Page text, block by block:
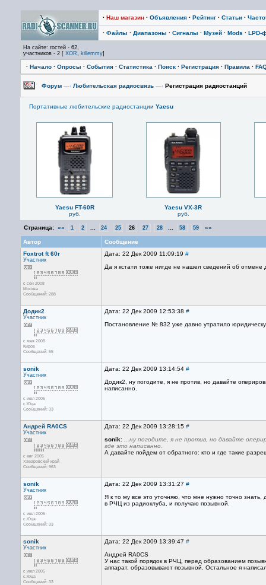
· Наш магазин · Объявления · Рейтинг · Статьи ·
· Файлы · Диапазоны · Сигналы · Музей · Mods · LPD-
На сайте: гостей - 62,
участников - 2 [ XOR, killemmy]
· Начало · Опросы · События · Статистика · Поиск · Регистрация · Правила ·
Форум —› Любительская радиосвязь —› Регистрация радиостанций
Портативные любительские радиостанции Yaesu
Yaesu FT-60R
руб.
Yaesu VX-3R
руб.
Страница: «« 1 2 24 25 26 27 28 58 59 »»
Автор
Сообщение
Foxtrot ft 60r
Участник
с сен 2008
Москва
Сообщений: 288
Дата: 22 Дек 2009 11:09:19 #
Да я кстати тоже нигде не нашел сведений об отмене
Додик2
Участник
с мая 2008
Киров
Сообщений: 55
Дата: 22 Дек 2009 12:53:38 #
Постановление № 832 уже давно утратило
sonik
Участник
с июл 2005
с.Юца
Сообщений: 33
Дата: 22 Дек 2009 13:14:54 #
Додик2, ну погодите, я не против, но давайте
написанно.
Андрей RA0CS
Участник
с авг 2005
Хабаровский край
Сообщений: 963
Дата: 22 Дек 2009 13:28:15 #
sonik:
...ну погодите, я не против, но давайте
где это написанно.
А давайте пойдем от обратного: кто и где такие
sonik
Участник
с июл 2005
с.Юца
Сообщений: 33
Дата: 22 Дек 2009 13:31:27 #
Я к то му все это уточняю, что мне нужно точно
в РЧЦ из радиоклуба, и получаю позывной.
sonik
Участник
с июл 2005
с.Юца
Сообщений: 33
Дата: 22 Дек 2009 13:39:47 #
Андрей RA0CS
У нас такой порядок в РЧЦ, перед образованием
аппарат, образовывают позывной. Остальное я